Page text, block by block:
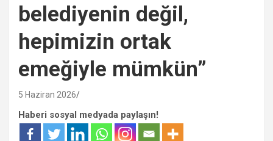
belediyenin değil,
hepimizin ortak
emeğiyle mümkün”
5 Haziran 2026
Haberi sosyal medyada paylaşın!